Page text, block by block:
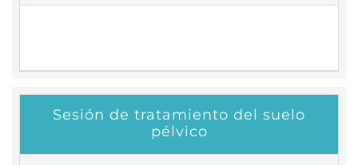
Sesión de tratamiento del suelo
pélvico